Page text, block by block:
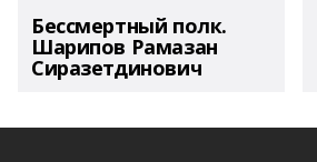
Бессмертный полк.
Шарипов Рамазан
Сиразетдинович